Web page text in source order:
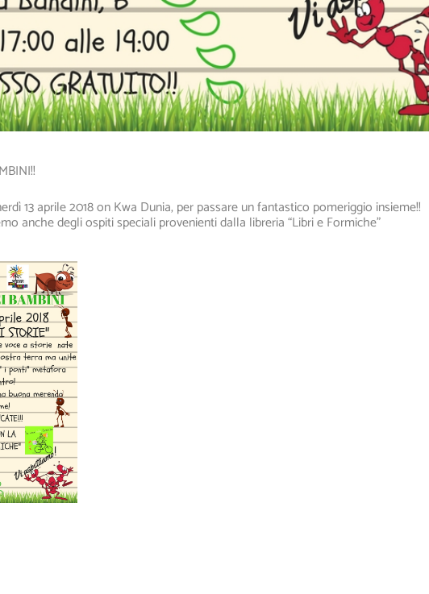
13 aprile 2018 on Kwa Dunia, per passare un fantastico pomeriggio insieme!!
anche degli ospiti speciali provenienti dalla libreria “Libri e Formiche”